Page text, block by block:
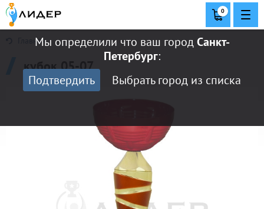
Мы определили что ваш городСанкт-
Петербург:
Подтвердить
Выбрать город из списка
0
Главная
кубок 05-07